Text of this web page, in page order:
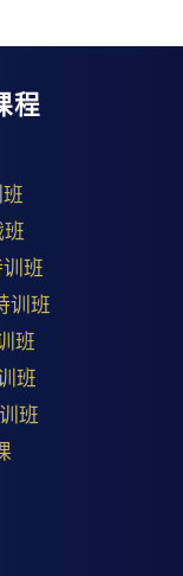
程
班
训班
班
班
班